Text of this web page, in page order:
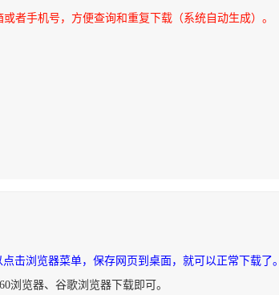
者手机号，方便查询和重复下载（系统自动生成）。
击浏览器菜单，保存网页到桌面，就可以正常下载了。
浏览器、谷歌浏览器下载即可。